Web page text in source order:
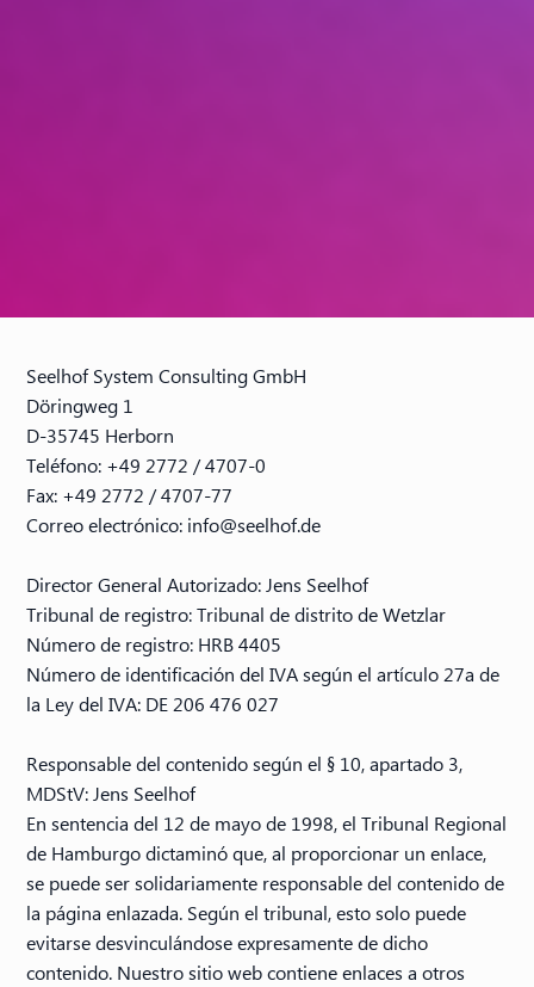
Seelhof System Consulting GmbH
Döringweg 1
D-35745 Herborn
Teléfono: +49 2772 / 4707-0
Fax: +49 2772 / 4707-77
Correo electrónico: info@seelhof.de
Director General Autorizado: Jens Seelhof
Tribunal de registro: Tribunal de distrito de Wetzlar
Número de registro: HRB 4405
Número de identificación del IVA según el artículo 27a de
la Ley del IVA: DE 206 476 027
Responsable del contenido según el § 10, apartado 3,
MDStV: Jens Seelhof
En sentencia del 12 de mayo de 1998, el Tribunal Regional
de Hamburgo dictaminó que, al proporcionar un enlace,
se puede ser solidariamente responsable del contenido de
la página enlazada. Según el tribunal, esto solo puede
evitarse desvinculándose expresamente de dicho
contenido. Nuestro sitio web contiene enlaces a otros